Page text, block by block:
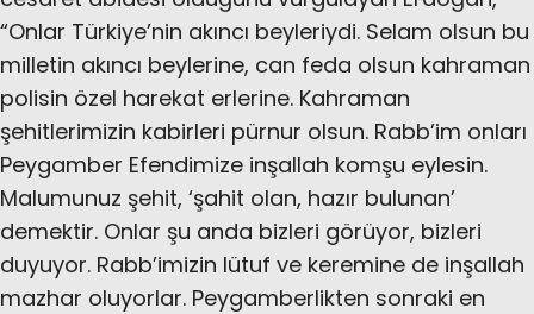
“Onlar Türkiye’nin akıncı beyleriydi. Selam olsun bu
milletin akıncı beylerine, can feda olsun kahraman
polisin özel harekat erlerine. Kahraman
şehitlerimizin kabirleri pürnur olsun. Rabb’im onları
Peygamber Efendimize inşallah komşu eylesin.
Malumunuz şehit, ‘şahit olan, hazır bulunan’
demektir. Onlar şu anda bizleri görüyor, bizleri
duyuyor. Rabb’imizin lütuf ve keremine de inşallah
mazhar oluyorlar. Peygamberlikten sonraki en